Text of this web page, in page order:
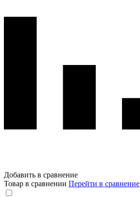
Добавить в сравнение
Товар в сравнении Перейти в сравнение